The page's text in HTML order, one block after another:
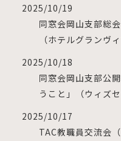
2025/10/19
同窓会岡山支部総
（ホテルグランヴ
2025/10/18
同窓会岡山支部公
うこと」（ウィズ
2025/10/17
TAC教職員交流会